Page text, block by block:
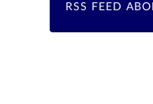
RSS FEED